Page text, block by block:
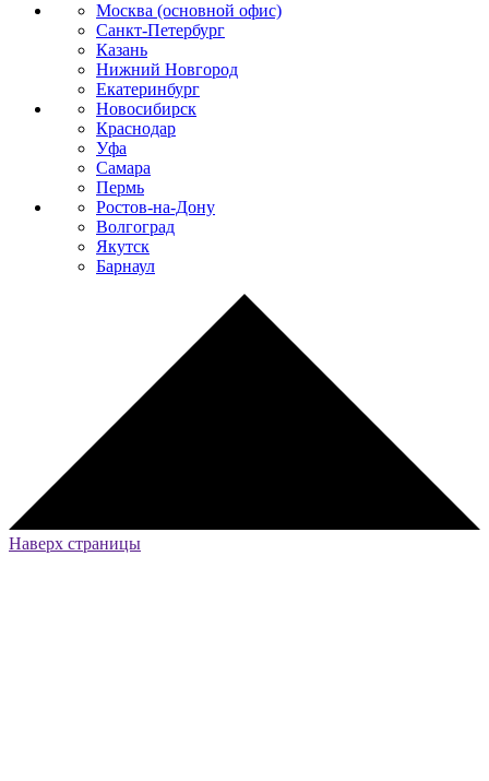
Москва (основной офис)
Санкт-Петербург
Казань
Нижний Новгород
Екатеринбург
Новосибирск
Краснодар
Уфа
Самара
Пермь
Ростов-на-Дону
Волгоград
Якутск
Барнаул
Наверх страницы